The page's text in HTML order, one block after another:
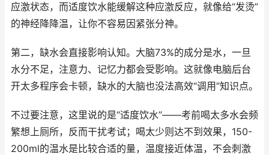
应激状态，而适度饮水能缓解这种应激反应，就像给“发烫”
的神经降降温，让你不容易因紧张分神。
第二，缺水会直接影响认知。大脑73%的成分是水，一旦
水分不足，注意力、记忆力都会受影响。这就像电脑后台
开太多程序会卡顿，缺水的大脑也没法高效“调用”知识点。
不过要注意，这里说的是“适度饮水”——考前喝太多水会频
繁想上厕所，反而干扰考试；喝太少则达不到效果，150-
200ml的温水是比较合适的量，温度接近体温，不会刺激